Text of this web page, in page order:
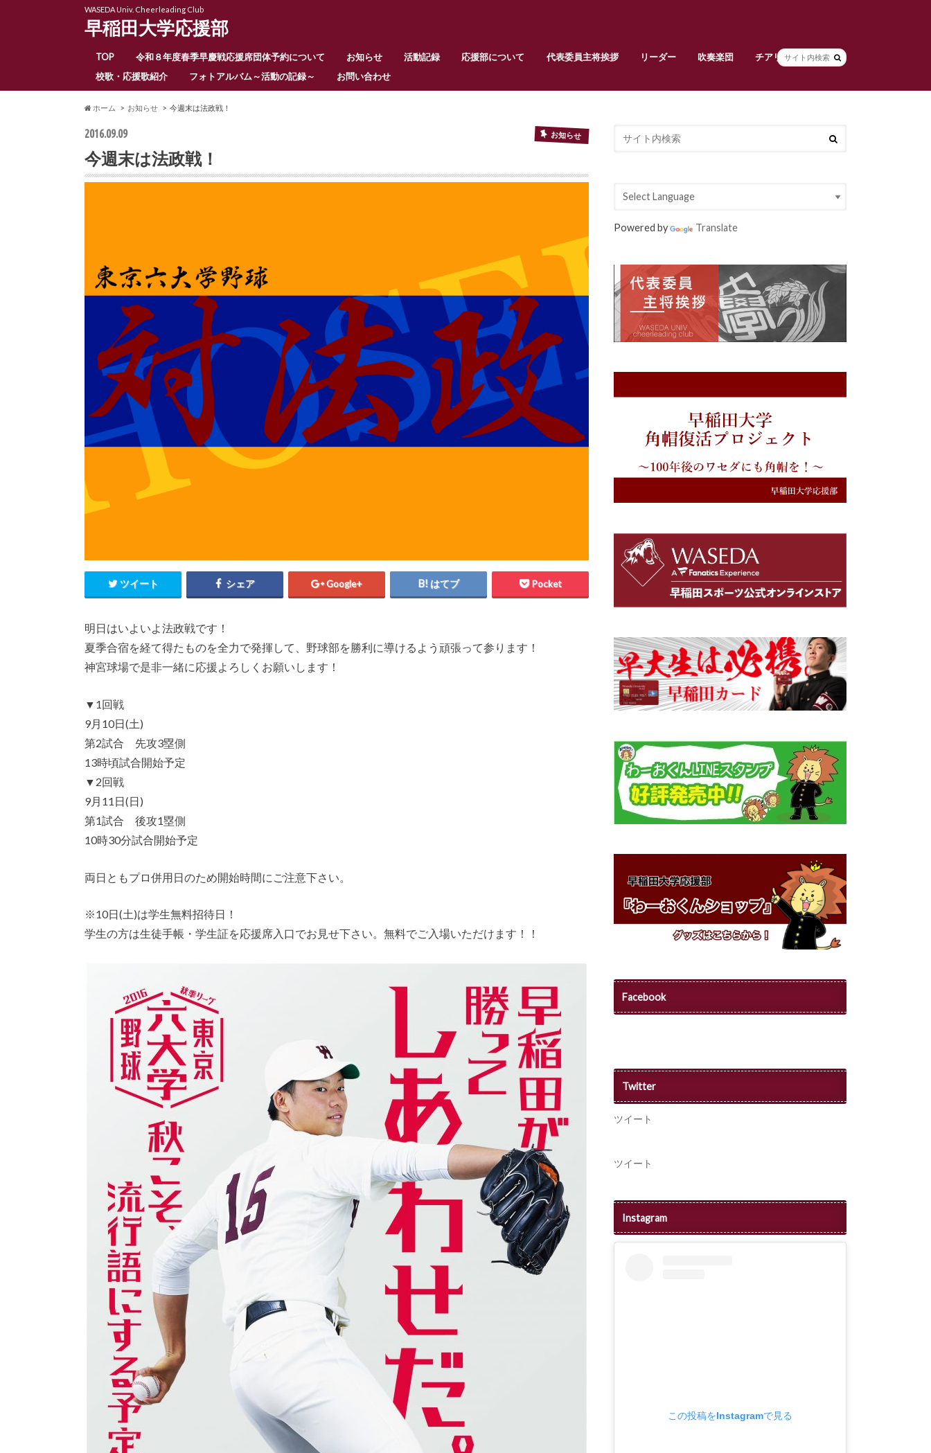
WASEDA Univ. Cheerleading Club
早稲田大学応援部
TOP 令和８年度春季早慶戦応援席団体予約について お知らせ 活動記録 応援部について 代表委員主将挨拶 リーダー 吹奏楽団 チアリーダーズ
校歌・応援歌紹介 フォトアルバム～活動の記録～ お問い合わせ
ホーム お知らせ 今週末は法政戦！
2016.09.09 お知らせ
今週末は法政戦！
ツイート シェア Google+ はてブ Pocket
明日はいよいよ法政戦です！
夏季合宿を経て得たものを全力で発揮して、野球部を勝利に導けるよう頑張って参ります！
神宮球場で是非一緒に応援よろしくお願いします！
▼1回戦
9月10日(土)
第2試合 先攻3塁側
13時頃試合開始予定
▼2回戦
9月11日(日)
第1試合 後攻1塁側
10時30分試合開始予定
両日ともプロ併用日のため開始時間にご注意下さい。
※10日(土)は学生無料招待日！
学生の方は生徒手帳・学生証を応援席入口でお見せ下さい。無料でご入場いただけます！！
Powered by Translate
Facebook
Twitter
ツイート
ツイート
Instagram
この投稿をInstagramで見る